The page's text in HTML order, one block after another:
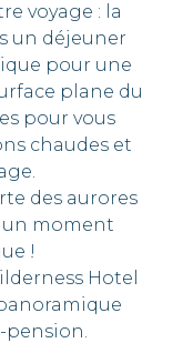
voyage : la
un déjeuner
pour une
plane du
pour vous
chaudes et
des aurores
un moment
!
Hotel
pension.